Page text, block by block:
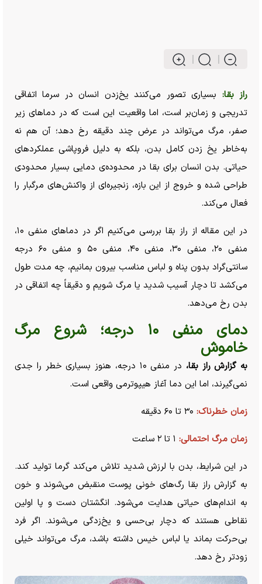
راز بقا: بسیاری تصور می‌کنند یخ‌زدن انسان در سرما اتفاقی
تدریجی و زمان‌بر است، اما واقعیت این است که در دما‌های زیر
صفر، مرگ می‌تواند در عرض چند دقیقه رخ دهد؛ آن هم نه
به‌خاطر یخ زدن کامل بدن، بلکه به دلیل فروپاشی عملکرد‌های
حیاتی. بدن انسان برای بقا در محدوده‌ی دمایی بسیار محدودی
طراحی شده و خروج از این بازه، زنجیره‌ای از واکنش‌های مرگبار را
فعال می‌کند.
در این مقاله از راز بقا بررسی می‌کنیم اگر در دما‌های منفی ۱۰،
منفی ۲۰، منفی ۳۰، منفی ۴۰، منفی ۵۰ و منفی ۶۰ درجه
سانتی‌گراد بدون پناه و لباس مناسب بیرون بمانیم، چه مدت طول
می‌کشد تا دچار آسیب شدید یا مرگ شویم و دقیقاً چه اتفاقی در
بدن رخ می‌دهد.
دمای منفی ۱۰ درجه؛ شروع مرگ
خاموش
به گزارش راز بقا،
در منفی ۱۰ درجه، هنوز بسیاری خطر را جدی
نمی‌گیرند، اما این دما آغاز هیپوترمی واقعی است.
زمان خطرناک: ۳۰ تا ۶۰ دقیقه
زمان مرگ احتمالی: ۱ تا ۲ ساعت
در این شرایط، بدن با لرزش شدید تلاش می‌کند گرما تولید کند.
به گزارش راز بقا رگ‌های خونی پوست منقبض می‌شوند و خون
به اندام‌های حیاتی هدایت می‌شود. انگشتان دست و پا اولین
نقاطی هستند که دچار بی‌حسی و یخ‌زدگی می‌شوند. اگر فرد
بی‌حرکت بماند یا لباس خیس داشته باشد، مرگ می‌تواند خیلی
زودتر رخ دهد.